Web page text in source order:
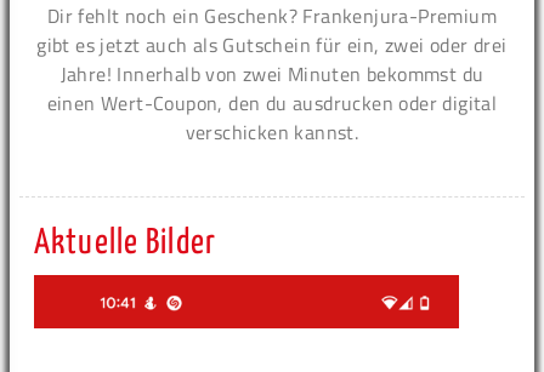
Dir fehlt noch ein Geschenk? Frankenjura-Premium
gibt es jetzt auch als Gutschein für ein, zwei oder drei
Jahre! Innerhalb von zwei Minuten bekommst du
einen Wert-Coupon, den du ausdrucken oder digital
verschicken kannst.
Aktuelle Bilder